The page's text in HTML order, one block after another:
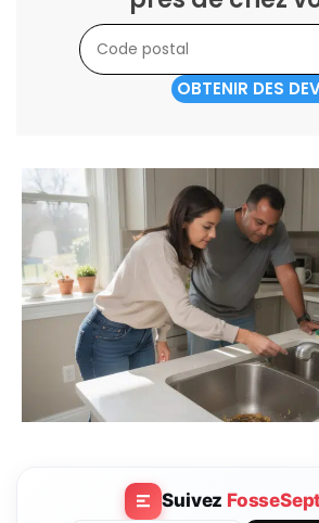
OBTENIR DES
Suivez